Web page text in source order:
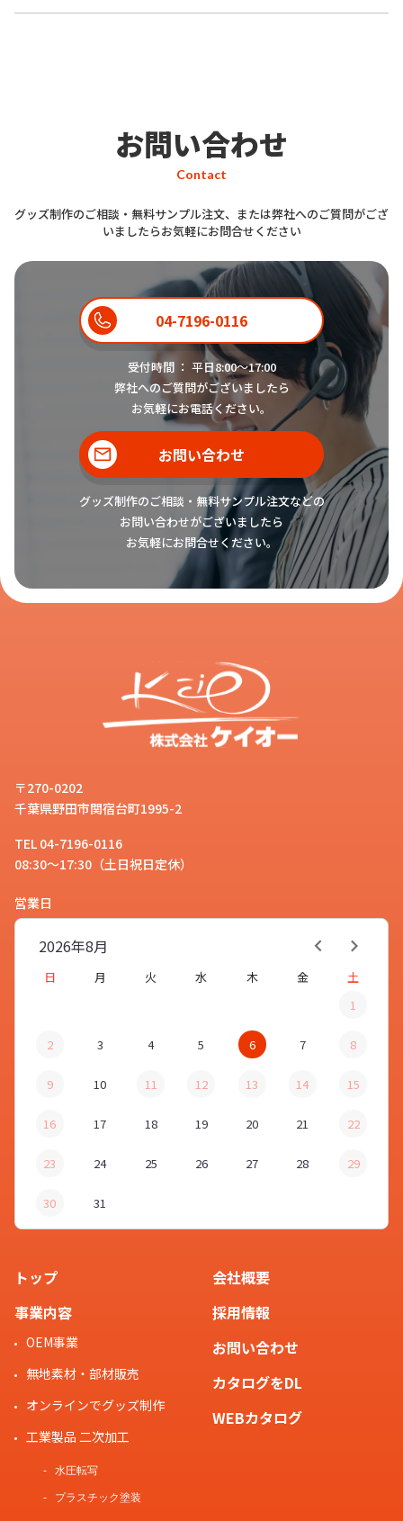
お問い合わせ
Contact
グッズ制作のご相談・無料サンプル注文、または弊社へのご質問がござ
いましたらお気軽にお問合せください
04-7196-0116
受付時間 ： 平日8:00〜17:00
弊社へのご質問がございましたら
お気軽にお電話ください。
お問い合わせ
グッズ制作のご相談・無料サンプル注文などの
お問い合わせがございましたら
お気軽にお問合せください。
〒270-0202
千葉県野田市関宿台町1995-2
TEL 04-7196-0116
08:30～17:30（土日祝日定休）
営業日
8月
2026年
日 月 火 水 木 金
土
1
2 3 4 5 6 7 8
9 10 11 12 13 14 15
16 17 18 19 20 21 22
23 24 25 26 27 28 29
30 31
トップ
事業内容
OEM事業
無地素材・部材販売
オンラインでグッズ制作
工業製品 二次加工
水圧転写
プラスチック塗装
会社概要
採用情報
お問い合わせ
カタログをDL
WEBカタログ